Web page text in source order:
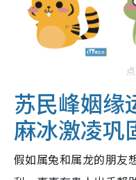
苏民峰姻缘
麻冰激凌巩
假如属兔和属龙的朋友